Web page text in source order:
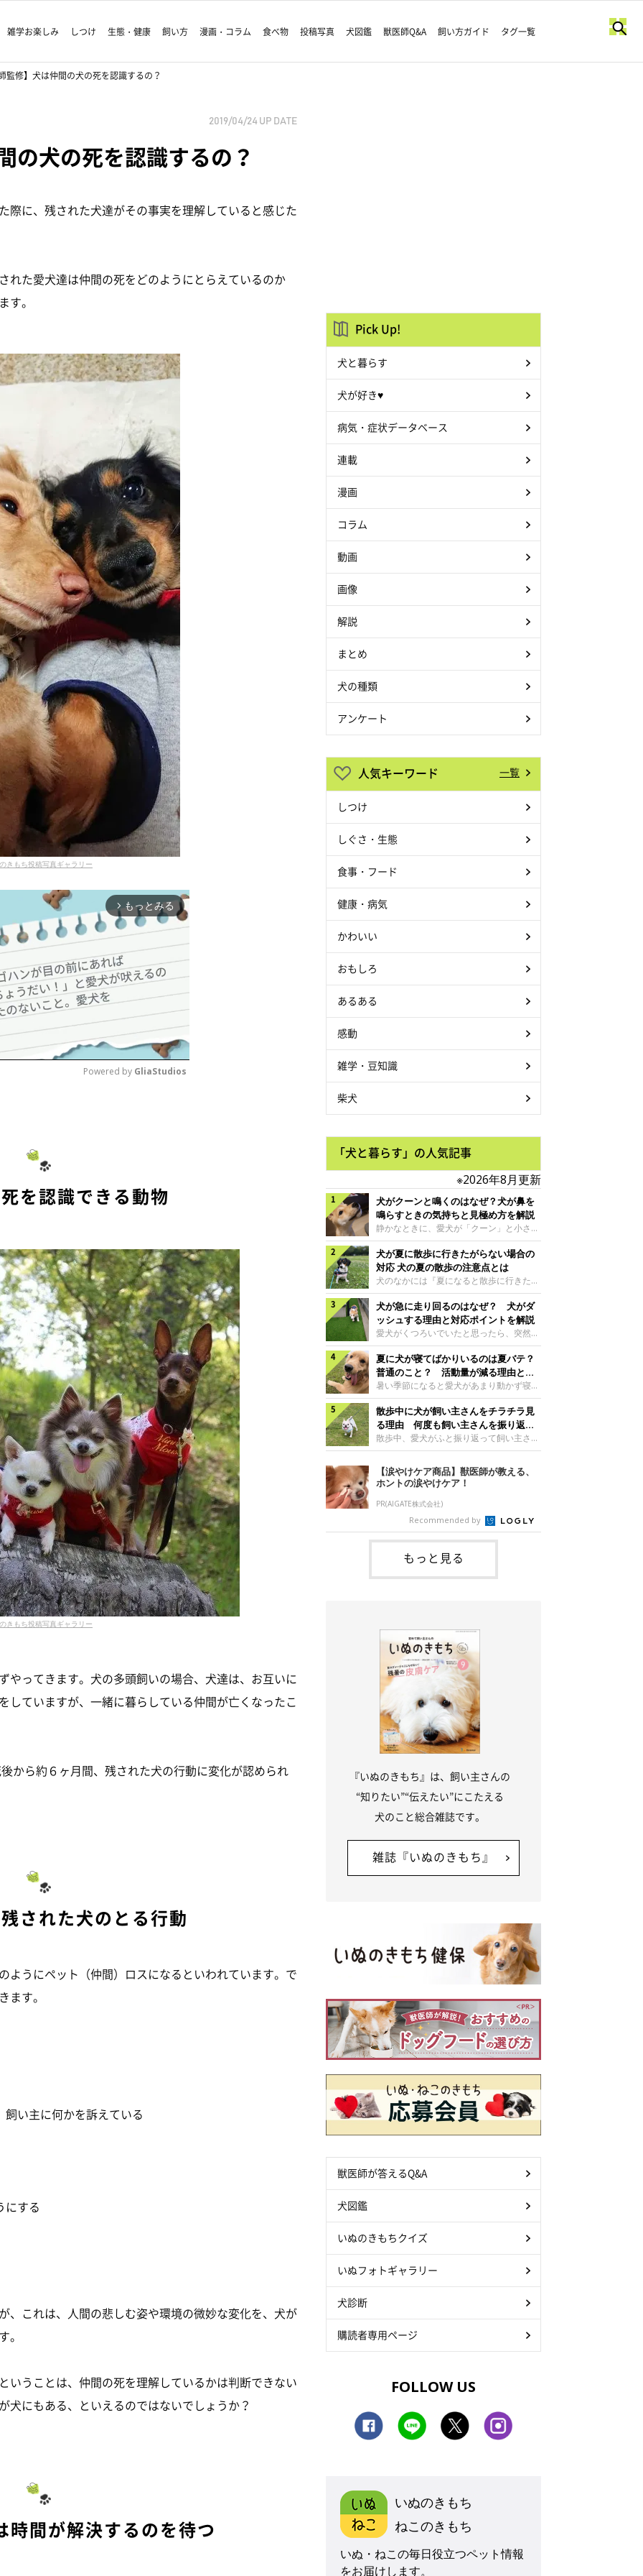
雑学お楽しみ しつけ 生態・健康 飼い方 漫画・コラム 食べ物 投稿写真 犬図鑑 獣医師Q&A 飼い方ガイド タグ一覧
監修】犬は仲間の犬の死を認識するの？
2019/04/24 UP DATE
の犬の死を認識するの？
際に、残された犬達がその事実を理解していると感じた
れた愛犬達は仲間の死をどのようにとらえているのか
す。
きもち投稿写真ギャラリー
arrow_forward_ios もっとみる
Powered by GliaStudios
を認識できる動物
きもち投稿写真ギャラリー
やってきます。犬の多頭飼いの場合、犬達は、お互いに
していますが、一緒に暮らしている仲間が亡くなったこ
から約６ヶ月間、残された犬の行動に変化が認められ
された犬のとる行動
ようにペット（仲間）ロスになるといわれています。で
ます。
い主に何かを訴えている
にする
、これは、人間の悲しむ姿や環境の微妙な変化を、犬が
。
いうことは、仲間の死を理解しているかは判断できない
犬にもある、といえるのではないでしょうか？
時間が解決するのを待つ
Pick Up!
犬と暮らす
犬が好き♥
病気・症状データベース
連載
漫画
コラム
動画
画像
解説
まとめ
犬の種類
アンケート
人気キーワード 一覧
しつけ
しぐさ・生態
食事・フード
健康・病気
かわいい
おもしろ
あるある
感動
雑学・豆知識
柴犬
「犬と暮らす」の人気記事
※2026年8月更新
犬がクーンと鳴くのはなぜ？犬が鼻を
鳴らすときの気持ちと見極め方を解説
静かなときに、愛犬が「クーン」と小さく
鳴いたり、鼻を鳴らすような音を出したり
することはありませんか？ 大きく吠える
わけではない分、「不安なの？それとも何
かお願いしているの？」と気になる飼い主
さんもいるかもしれません。今回は、犬が
クーンと鳴く理由や鼻鳴らしの背景、見極
め方と対応のポイントなどについて、いぬ
のきもち獣医師相談室の原 駿太朗先生に
伺いました。クーンと鳴くのはどんな気持
ち？いぬのきもち投稿写真ギャラリー犬が
クーンと小さく鳴くときは、何らかの感情
を伝えようとしている場合があると考えら
れています。大
犬が夏に散歩に行きたがらない場合の
対応 犬の夏の散歩の注意点とは
犬のなかには『夏になると散歩に行きたが
らない、歩かなくなる』『暑い季節は散歩
の気配を察すると涼しい部屋から出ようと
しない』など散歩に行きたがらないコもい
るようです。愛犬の運動をさせてあげたい
のに、散歩に行きたがらない。このような
場合はどう対応すればよいのでしょうか？
「愛犬が夏に散歩に行きたがらない場合の
対応」について、いぬのきもち獣医師相談
室の白山さとこ先生に聞きました。Q.夏に
犬の散歩に行くときの注意点は？ いぬの
きもち投稿写真ギャラリーーー夏に愛犬と
散歩に行くときは、どのようなことに注意
をするとよい
犬が急に走り回るのはなぜ？ 犬がダ
ッシュする理由と対応ポイントを解説
愛犬がくつろいでいたと思ったら、突然部
屋の中を走り回り始める――そんな様子に
驚いたことはありませんか？ 急な動きに
「何が起きているの？」と戸惑う飼い主さ
んも多いでしょう。落ち着いていたはずな
のに、急にスイッチが入ったように見える
と不安になることもあります。今回は、犬
が急に走り回る理由や見極め方などについ
て、いぬのきもち獣医師相談室の岡本りさ
先生に伺いました。犬が急に走り回るのは
ラリー犬が突然走り回る行動は、必ずしも
珍しいものではないと考えられています。
体にたまったエ
夏に犬が寝てばかりいるのは夏バテ？
普通のこと？ 活動量が減る理由と対
策とは
暑い季節になると愛犬があまり動かず寝て
ばかりだと感じる飼い主さんはいません
か？その様子に、愛犬が夏バテで疲れてい
るのか、元気がないのかなど不安に感じる
方もいるのではないかと思います。 で
は、犬が寝てばかりいるときに対処が必要
かを見極める方法はあるのでしょうか？
「犬の活動量が夏に減る理由と対策」につ
いて、いぬのきもち獣医師相談室の山口み
き先生に話を聞きました。Q. 夏に犬の活
動量が減る理由は？ いぬのきもち投稿写
真ギャラリーーー夏に愛犬の活動量が減る
と感じる飼い主さんもいるようです。理由
としてどのようなこ
散歩中に犬が飼い主さんをチラチラ見
る理由 何度も飼い主さんを振り返る
のはなぜ？
散歩中、愛犬がふと振り返って飼い主さん
の様子を確認する…そんな場面に心当たり
はありませんか？ 何度もチラチラ見られ
ると、「何か気になることがあるの？」
「ちゃんと歩けているかな」と不安になる
ことがあるかもしれません。愛犬が歩きな
がら飼い主さんを振り返るしぐさには、ど
んな気持ちが隠れているのでしょうか。今
回は、犬が散歩中に飼い主さんを確認する
理由や注意すべきサインの見極めかた、対
応のポイントなどについて、いぬのきもち
獣医師相談室の原 駿太朗先生に伺いまし
【涙やけケア商品】獣医師が教える、
ホントの涙やけケア！
PR(AIGATE株式会社)
Recommended by
もっと見る
『いぬのきもち』は、飼い主さんの
“知りたい”“伝えたい”にこたえる
犬のこと総合雑誌です。
雑誌『いぬのきもち』
獣医師が答えるQ&A
犬図鑑
いぬのきもちクイズ
いぬフォトギャラリー
犬診断
購読者専用ページ
FOLLOW US
いぬのきもち
ねこのきもち
いぬ・ねこの毎日役立つペット情報
をお届けします。